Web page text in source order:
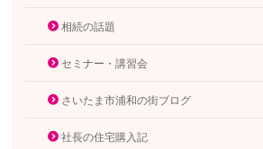
相続の話題
セミナー・講習会
さいたま市浦和の街ブログ
社長の住宅購入記